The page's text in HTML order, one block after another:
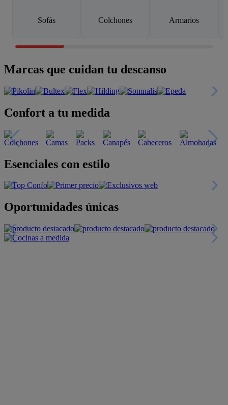
Sofás Colchones Armarios
Marcas que cuidan tu descanso
Confort a tu medida
Esenciales con estilo
Oportunidades únicas